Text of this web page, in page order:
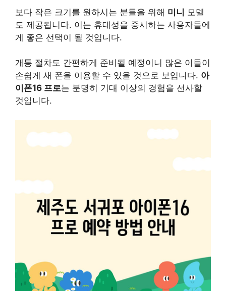
보다 작은 크기를 원하시는 분들을 위해 미니 모델
도 제공됩니다. 이는 휴대성을 중시하는 사용자들에
게 좋은 선택이 될 것입니다.
개통 절차도 간편하게 준비될 예정이니 많은 이들이
손쉽게 새 폰을 이용할 수 있을 것으로 보입니다. 아
이폰16 프로는 분명히 기대 이상의 경험을 선사할
것입니다.